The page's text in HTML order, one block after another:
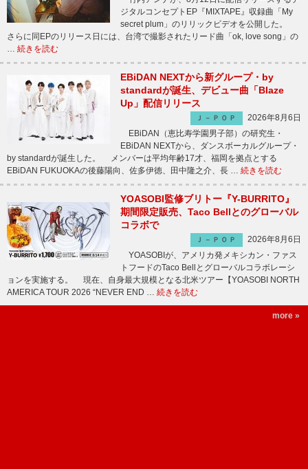
ジタルコンセプトEP『MIXTAPE』収録曲「My
secret plum」のリリックビデオを公開した。
さらに同EPのリリース日には、台湾で撮影されたリード曲「ok, love song」の
… 続きを読む
EBiDAN NEXTから新グループ・by
standardが誕生、デビュー曲「Blaze
Up」配信リリース
Ｊ－ＰＯＰ
2026年8月6日
EBiDAN（恵比寿学園男子部）の研究生・
EBiDAN NEXTから、ダンスボーカルグループ・
by standardが誕生した。 メンバーは平均年齢17才、福岡を拠点とする
EBiDAN FUKUOKAの後藤陽向、佐多伊徳、田中隆之介、長 … 続きを読む
YOASOBI監修ブリトー『Y-BURRITO』
期間限定販売、Taco Bellとのグローバル
コラボで
Ｊ－ＰＯＰ
2026年8月6日
YOASOBIが、アメリカ発メキシカン・ファス
トフードのTaco Bellとグローバルコラボレーシ
ョンを実施する。 現在、自身最大規模となる北米ツアー【YOASOBI NORTH
AMERICA TOUR 2026 “NEVER END … 続きを読む
more »